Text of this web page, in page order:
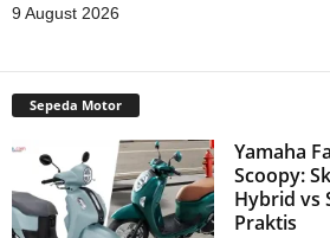
9 August 2026
Sepeda Motor
Yamaha
Scoopy:
Hybrid vs
Praktis